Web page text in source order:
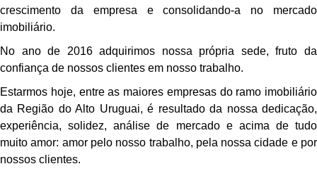
crescimento da empresa e consolidando-a no mercado
imobiliário.
No ano de 2016 adquirimos nossa própria sede, fruto da
confiança de nossos clientes em nosso trabalho.
Estarmos hoje, entre as maiores empresas do ramo imobiliário
da Região do Alto Uruguai, é resultado da nossa dedicação,
experiência, solidez, análise de mercado e acima de tudo
muito amor: amor pelo nosso trabalho, pela nossa cidade e por
nossos clientes.